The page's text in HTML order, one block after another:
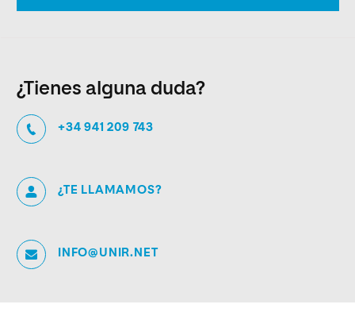
¿Tienes alguna duda?
+34 941 209 743
¿TE LLAMAMOS?
INFO@UNIR.NET